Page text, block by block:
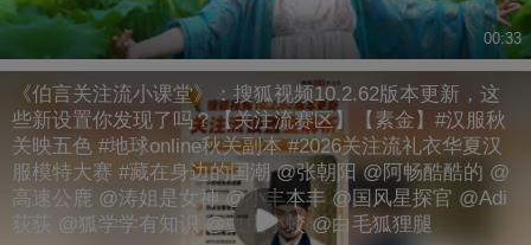
00:33
《伯言关注流小课堂》：搜狐视频10.2.62版本更新，这
些新设置你发现了吗？【关注流赛区】【素金】#汉服秋
关映五色 #地球online秋关副本 #2026关注流礼衣华夏汉
服模特大赛 #藏在身边的国潮 @张朝阳 @阿畅酷酷的 @
高速公鹿 @涛姐是女神 @小丰本丰 @国风星探官 @Adi
荻荻 @狐学学有知识 @虫虫小蛟 @白毛狐狸腿